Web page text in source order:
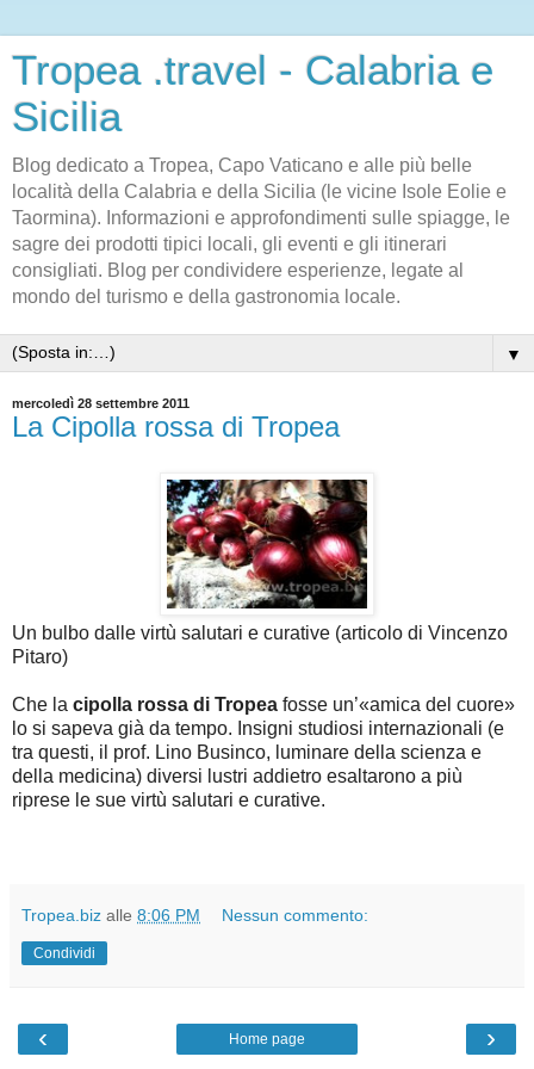
Tropea .travel - Calabria e
Sicilia
Blog dedicato a Tropea, Capo Vaticano e alle più belle
località della Calabria e della Sicilia (le vicine Isole Eolie e
Taormina). Informazioni e approfondimenti sulle spiagge, le
sagre dei prodotti tipici locali, gli eventi e gli itinerari
consigliati. Blog per condividere esperienze, legate al
mondo del turismo e della gastronomia locale.
▼
mercoledì 28 settembre 2011
La Cipolla rossa di Tropea
Un bulbo dalle virtù salutari e curative (articolo di Vincenzo
Pitaro)
Che la cipolla rossa di Tropea fosse un’«amica del cuore»
lo si sapeva già da tempo. Insigni studiosi internazionali (e
tra questi, il prof. Lino Businco, luminare della scienza e
della medicina) diversi lustri addietro esaltarono a più
riprese le sue virtù salutari e curative.
Tropea.biz alle 8:06 PM Nessun commento:
Condividi
‹ ›
Home page